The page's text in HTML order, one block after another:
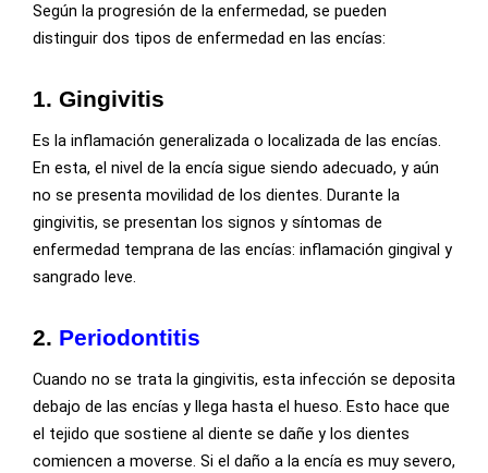
Según la progresión de la enfermedad, se pueden
distinguir dos tipos de enfermedad en las encías:
1. Gingivitis
Es la inflamación generalizada o localizada de las encías.
En esta, el nivel de la encía sigue siendo adecuado, y aún
no se presenta movilidad de los dientes. Durante la
gingivitis, se presentan los signos y síntomas de
enfermedad temprana de las encías: inflamación gingival y
sangrado leve.
2. Periodontitis
Cuando no se trata la gingivitis, esta infección se deposita
debajo de las encías y llega hasta el hueso. Esto hace que
el tejido que sostiene al diente se dañe y los dientes
comiencen a moverse. Si el daño a la encía es muy severo,